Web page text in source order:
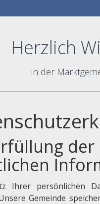
Herzlich
in der
Ihrer persönlichen
Gemeinde